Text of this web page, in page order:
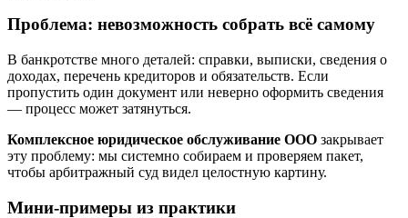
Проблема: невозможность собрать всё самому
В банкротстве много деталей: справки, выписки, сведения о
доходах, перечень кредиторов и обязательств. Если
пропустить один документ или неверно оформить сведения
— процесс может затянуться.
Комплексное юридическое обслуживание ООО закрывает
эту проблему: мы системно собираем и проверяем пакет,
чтобы арбитражный суд видел целостную картину.
Мини-примеры из практики